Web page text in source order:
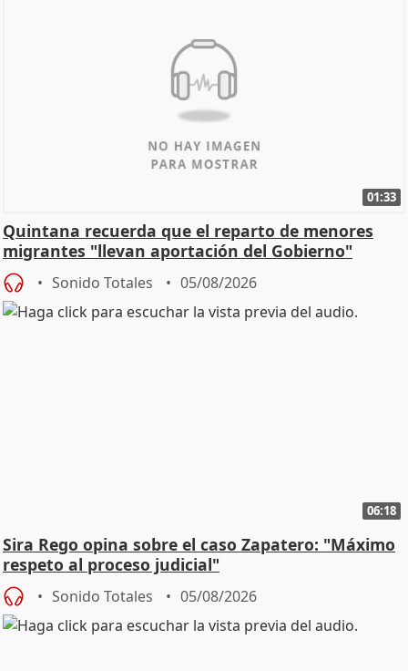
01:33
Quintana recuerda que el reparto de menores
migrantes "llevan aportación del Gobierno"
central
Sonido Totales 05/08/2026
06:18
Sira Rego opina sobre el caso Zapatero: "Máximo
respeto al proceso judicial"
Sonido Totales 05/08/2026